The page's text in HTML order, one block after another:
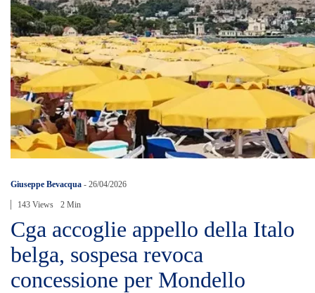
Giuseppe Bevacqua - 26/04/2026
143 Views 2 Min
Cga accoglie appello della Italo
belga, sospesa revoca
concessione per Mondello